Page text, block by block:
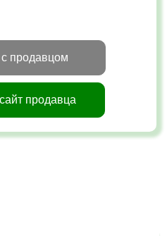
продавцом
продавца